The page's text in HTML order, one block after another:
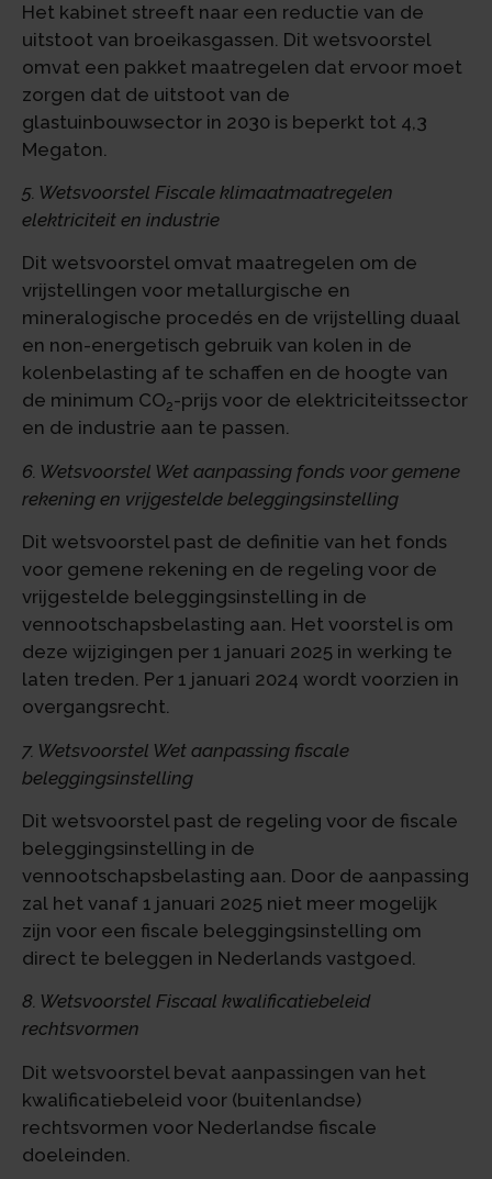
Het kabinet streeft naar een reductie van de
uitstoot van broeikasgassen. Dit wetsvoorstel
omvat een pakket maatregelen dat ervoor moet
zorgen dat de uitstoot van de
glastuinbouwsector in 2030 is beperkt tot 4,3
Megaton.
5. Wetsvoorstel Fiscale klimaatmaatregelen
elektriciteit en industrie
Dit wetsvoorstel omvat maatregelen om de
vrijstellingen voor metallurgische en
mineralogische procedés en de vrijstelling duaal
en non-energetisch gebruik van kolen in de
kolenbelasting af te schaffen en de hoogte van
de minimum CO2-prijs voor de elektriciteitssector
en de industrie aan te passen.
6. Wetsvoorstel Wet aanpassing fonds voor gemene
rekening en vrijgestelde beleggingsinstelling
Dit wetsvoorstel past de definitie van het fonds
voor gemene rekening en de regeling voor de
vrijgestelde beleggingsinstelling in de
vennootschapsbelasting aan. Het voorstel is om
deze wijzigingen per 1 januari 2025 in werking te
laten treden. Per 1 januari 2024 wordt voorzien in
overgangsrecht.
7. Wetsvoorstel Wet aanpassing fiscale
beleggingsinstelling
Dit wetsvoorstel past de regeling voor de fiscale
beleggingsinstelling in de
vennootschapsbelasting aan. Door de aanpassing
zal het vanaf 1 januari 2025 niet meer mogelijk
zijn voor een fiscale beleggingsinstelling om
direct te beleggen in Nederlands vastgoed.
8. Wetsvoorstel Fiscaal kwalificatiebeleid
rechtsvormen
Dit wetsvoorstel bevat aanpassingen van het
kwalificatiebeleid voor (buitenlandse)
rechtsvormen voor Nederlandse fiscale
doeleinden.